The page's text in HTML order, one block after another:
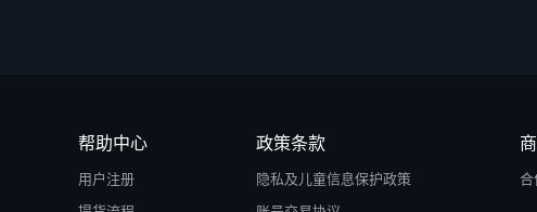
帮助中心
用户注册
政策条款
隐私及儿童信息保护政策
合